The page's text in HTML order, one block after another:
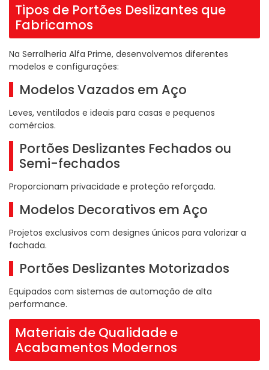
Tipos de Portões Deslizantes que
Fabricamos
Na Serralheria Alfa Prime, desenvolvemos diferentes
modelos e configurações:
Modelos Vazados em Aço
Leves, ventilados e ideais para casas e pequenos
comércios.
Portões Deslizantes Fechados ou
Semi-fechados
Proporcionam privacidade e proteção reforçada.
Modelos Decorativos em Aço
Projetos exclusivos com designes únicos para valorizar a
fachada.
Portões Deslizantes Motorizados
Equipados com sistemas de automação de alta
performance.
Materiais de Qualidade e
Acabamentos Modernos